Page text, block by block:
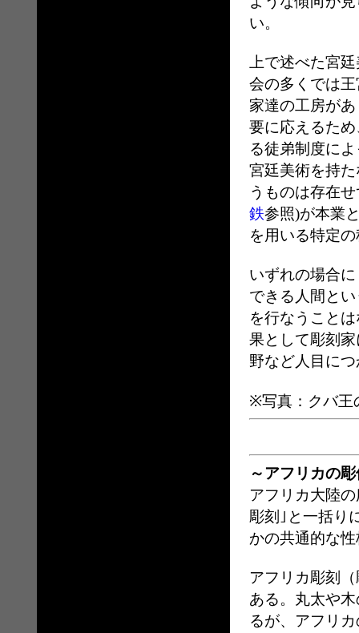
い。
上で述べた宮
会の多くでは
家達の工房が
要に応えるた
る徒弟制度に
宮廷美術を持
うものは存在
鉄参照)が本業
を用いる特定
いずれの場合
できる人間と
を行なうこと
果として彫刻
野など人目に
※写真：クバ王
～アフリカの
アフリカ大陸
彫刻｣と一括り
かの共通的な
アフリカ彫刻
ある。丸太や
るが、アフリ